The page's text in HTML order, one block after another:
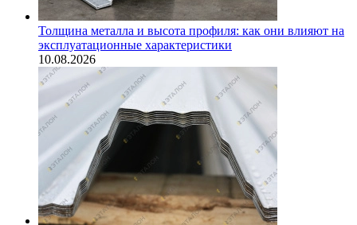
Толщина металла и высота профиля: как они влияют на
эксплуатационные характеристики
10.08.2026